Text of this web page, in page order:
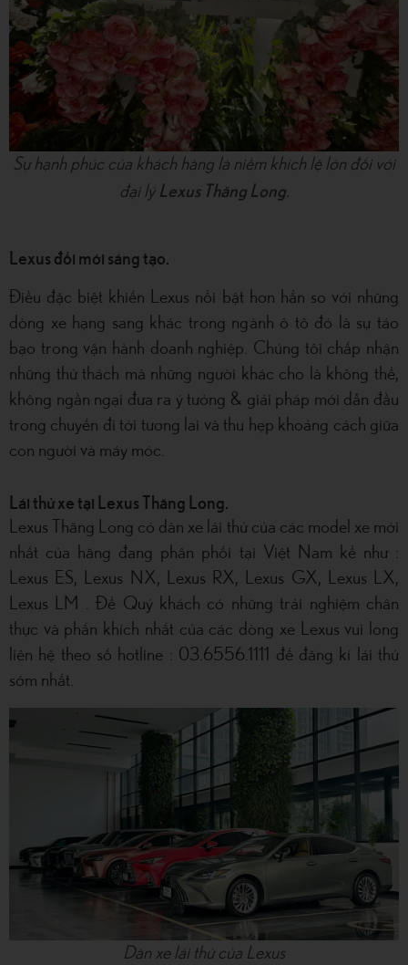
Sự hạnh phúc của khách hàng là niềm khích lệ lớn đối với
đại lý Lexus Thăng Long.
Lexus đổi mới sáng tạo.
Điều đặc biệt khiến Lexus nổi bật hơn hẳn so với những
dòng xe hạng sang khác trong ngành ô tô đó là sự táo
bạo trong vận hành doanh nghiệp. Chúng tôi chấp nhận
những thử thách mà những người khác cho là không thể,
không ngần ngại đưa ra ý tưởng & giải pháp mới dẫn đầu
trong chuyến đi tới tương lai và thu hẹp khoảng cách giữa
con người và máy móc.
Lái thử xe tại Lexus Thăng Long.
Lexus Thăng Long có dàn xe lái thử của các model xe mới
nhất của hãng đang phân phối tại Việt Nam kể như :
Lexus ES, Lexus NX, Lexus RX, Lexus GX, Lexus LX,
Lexus LM . Để Quý khách có những trải nghiệm chân
thực và phấn khích nhất của các dòng xe Lexus vui long
liên hệ theo số hotline : 03.6556.1111 để đăng kí lái thử
sớm nhất.
Dàn xe lái thử của Lexus